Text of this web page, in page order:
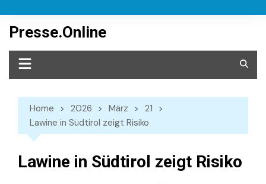
content
Presse.Online
Home 2026 März
21
Lawine in Südtirol zeigt Risiko
Lawine in Südtirol zeigt Risiko